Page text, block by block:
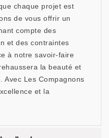
chaque projet est
de vous offrir un
compte des
et des contraintes
à notre savoir-faire
la beauté et
Avec Les Compagnons
et la